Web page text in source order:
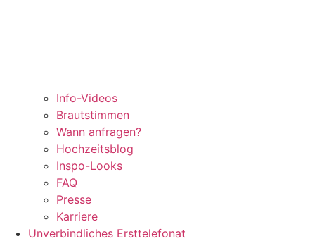
Info-Videos
Brautstimmen
Wann anfragen?
Hochzeitsblog
Inspo-Looks
FAQ
Presse
Karriere
Unverbindliches Ersttelefonat